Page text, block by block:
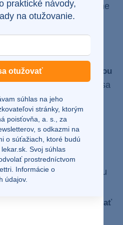
Áno, presne v sprche
odštartovať.
v otužovaní
shorúcou alebo teplou
ňou nejaký čas, aby sa
prepnite si studenú
a postupne
stehná, ruky a ramená,
celé telo s
telo sa prispôsobí šoku
na to pôjdete pomaly.
vydržať
praktické návody,
na otužovanie.
otužovať
súhlas na jeho
stránky, ktorým
poisťovňa, a. s., za
s odkazmi na
o súťažiach, ktoré budú
lekar.sk. Svoj súhlas
prostredníctvom
Informácie o
údajov.